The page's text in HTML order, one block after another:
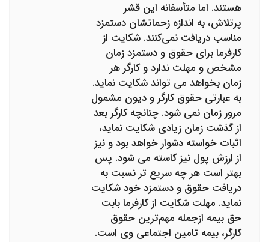
هستند. اما متأسفانه این قشر
پرتلاش، به ‌اندازه زحماتشان دستمزد
مناسب دریافت نمی‌کنند. شکایت از
کارفرما برای حقوق و دستمزد زمان
مشخص و مهلت ندارد و کارگر هر
زمان بخواهد می تواند شکایت نماید.
به عبارتی حقوق کارگر و دیون مشمول
مرور زمان نمی شود. چنانچه کارگر بعد
از گذشت زمان زیادی شکایت نماید،
اثبات خواسته دشوار خواهد بود و نیز
از ارزش پول نیز کاسته می شود. پس
بهتر است هر چه سریع تر نسبت به
دریافت حقوق و دستمزد خود شکایت
نماید. مهلت شکایت از کارفرما بابت
حق بیمه ازجمله مهم‌ترین حقوق
کارگر، بیمه تامین اجتماعی وی است.